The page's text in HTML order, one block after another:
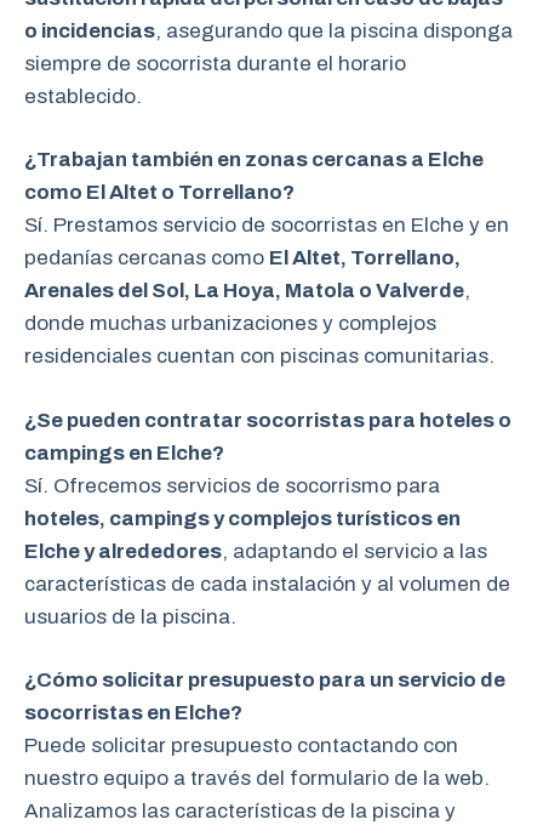
o incidencias, asegurando que la piscina disponga
siempre de socorrista durante el horario
establecido.
¿Trabajan también en zonas cercanas a Elche
como El Altet o Torrellano?
Sí. Prestamos servicio de socorristas en Elche y en
pedanías cercanas como El Altet, Torrellano,
Arenales del Sol, La Hoya, Matola o Valverde,
donde muchas urbanizaciones y complejos
residenciales cuentan con piscinas comunitarias.
¿Se pueden contratar socorristas para hoteles o
campings en Elche?
Sí. Ofrecemos servicios de socorrismo para
hoteles, campings y complejos turísticos en
Elche y alrededores, adaptando el servicio a las
características de cada instalación y al volumen de
usuarios de la piscina.
¿Cómo solicitar presupuesto para un servicio de
socorristas en Elche?
Puede solicitar presupuesto contactando con
nuestro equipo a través del formulario de la web.
Analizamos las características de la piscina y